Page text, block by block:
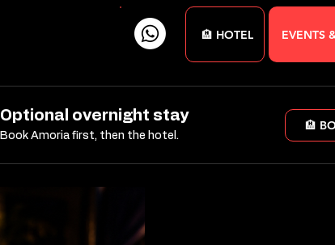
🏨 HOTEL EVENTS
Optional overnight stay
Book Amoria first, then the hotel.
🏨